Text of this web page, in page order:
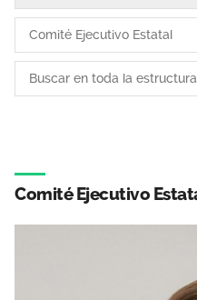
Comité Ejecutivo